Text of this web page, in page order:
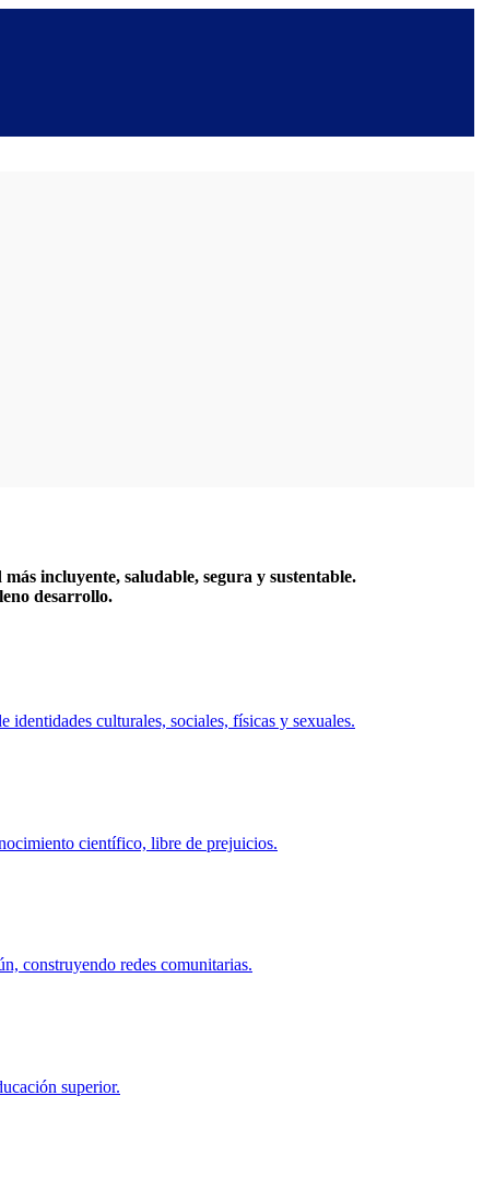
incluyente, saludable, segura y sustentable.
desarrollo.
identidades culturales, sociales, físicas y sexuales.
científico, libre de prejuicios.
construyendo redes comunitarias.
superior.